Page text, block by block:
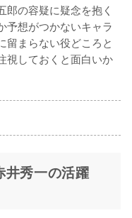
の容疑に疑念を抱く
予想がつかないキャラ
留まらない役どころと
視しておくと面白いか
井秀一の活躍